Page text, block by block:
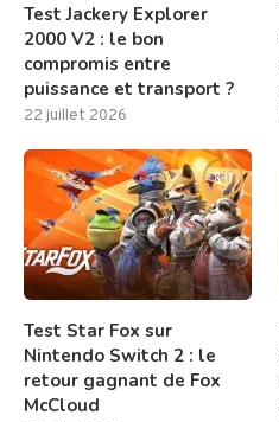
Test Jackery Explorer
2000 V2 : le bon
compromis entre
puissance et transport ?
22 juillet 2026
8.0
Test Star Fox sur
Nintendo Switch 2 : le
retour gagnant de Fox
McCloud